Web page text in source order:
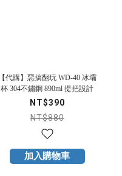
【代購】惡搞翻玩 WD-40 冰壩
杯 304不鏽鋼 890ml 提把設計
NT$390
NT$880
加入購物車